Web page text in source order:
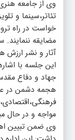
وی از جامعه
تئاتر،سینما و
خواست در راه
مضایقه ننمایند.
آثار و نشر
این جلسه با
جهاد و دفاع
هجمه دشمن در
مواجه و در حال
وی ضمن تبیین